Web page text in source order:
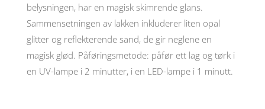
nr
9,
6ml
antall
belysningen, har en magisk skimrende glans.
Sammensetningen av lakken inkluderer liten opal
glitter og reflekterende sand, de gir neglene en
magisk glød. Påføringsmetode: påfør ett lag og tørk i
en UV-lampe i 2 minutter, i en LED-lampe i 1 minutt.